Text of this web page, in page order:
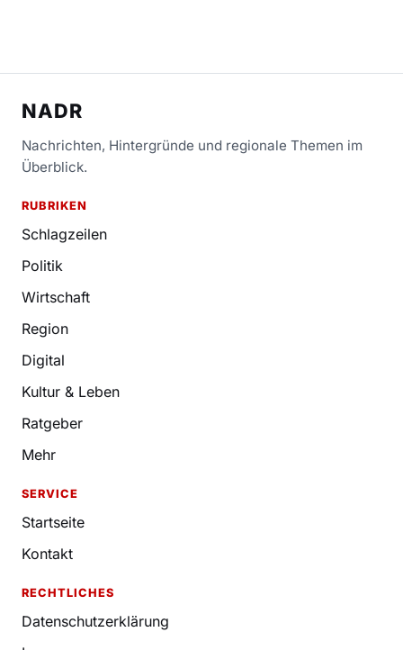
NADR
Nachrichten, Hintergründe und regionale Themen im
Überblick.
RUBRIKEN
Schlagzeilen
Politik
Wirtschaft
Region
Digital
Kultur & Leben
Ratgeber
Mehr
SERVICE
Startseite
Kontakt
RECHTLICHES
Datenschutzerklärung